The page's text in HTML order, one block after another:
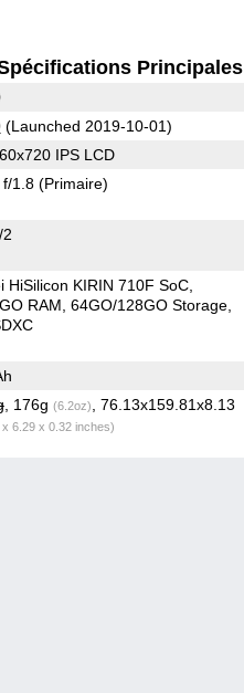
Principales
(Launched 2019-10-01)
IPS LCD
f/1.8(Primaire)
HiSilicon KIRIN 710F SoC
RAM 64GO/128GO Storage
, 176g (6.2oz)
, 76.13x159.81x8.13
6.29 x 0.32 inches)